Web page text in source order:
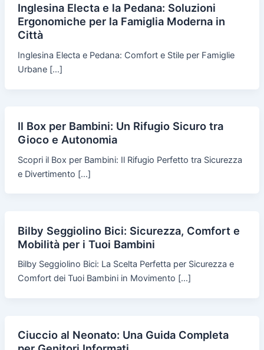
Inglesina Electa e la Pedana: Soluzioni
Ergonomiche per la Famiglia Moderna in
Città
Inglesina Electa e Pedana: Comfort e Stile per Famiglie
Urbane […]
Il Box per Bambini: Un Rifugio Sicuro tra
Gioco e Autonomia
Scopri il Box per Bambini: Il Rifugio Perfetto tra Sicurezza
e Divertimento […]
Bilby Seggiolino Bici: Sicurezza, Comfort e
Mobilità per i Tuoi Bambini
Bilby Seggiolino Bici: La Scelta Perfetta per Sicurezza e
Comfort dei Tuoi Bambini in Movimento […]
Ciuccio al Neonato: Una Guida Completa